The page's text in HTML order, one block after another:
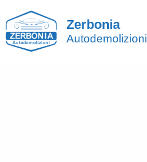
Zerbonia
Autodemolizioni